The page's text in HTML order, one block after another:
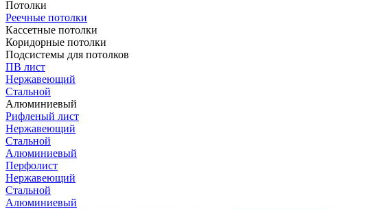
Потолки
Реечные потолки
Кассетные потолки
Коридорные потолки
Подсистемы для потолков
ПВ лист
Нержавеющий
Стальной
Алюминиевый
Рифленый лист
Нержавеющий
Стальной
Алюминиевый
Перфолист
Нержавеющий
Стальной
Алюминиевый